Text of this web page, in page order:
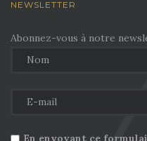
NEWSLETTER
Abonnez-vous à notre
En envoyant ce